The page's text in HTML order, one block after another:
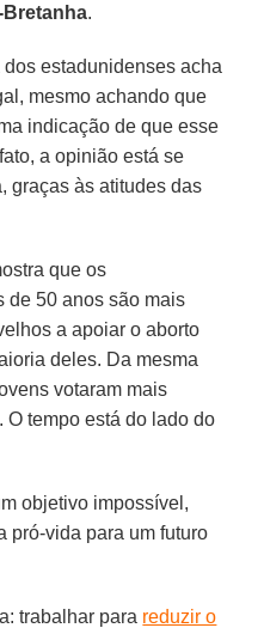
Bretanha.
estadunidenses acha
mesmo achando que
indicação de que esse
a opinião está se
graças às atitudes das
que os
de 50 anos são mais
a apoiar o aborto
deles. Da mesma
votaram mais
O tempo está do lado do
objetivo impossível,
pró-vida para um futuro
trabalhar para reduzir o